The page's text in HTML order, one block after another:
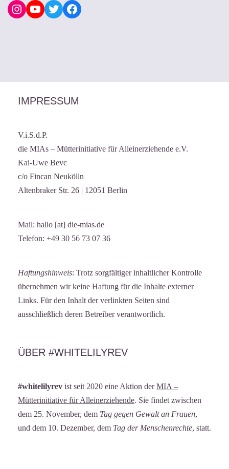
IMPRESSUM
V.i.S.d.P.
die MIAs – Mütterinitiative für Alleinerziehende e.V.
Kai-Uwe Bevc
c/o Fincan Neukölln
Altenbraker Str. 26 | 12051 Berlin
Mail: hallo [at] die-mias.de
Telefon: +49 30 56 73 07 36
Haftungshinweis: Trotz sorgfältiger inhaltlicher Kontrolle
übernehmen wir keine Haftung für die Inhalte externer
Links. Für den Inhalt der verlinkten Seiten sind
ausschließlich deren Betreiber verantwortlich.
ÜBER #WHITELILYREV
#whitelilyrev ist seit 2020 eine Aktion derMIA –
Mütterinitiative für Alleinerziehende. Sie findet zwischen
dem 25. November, dem Tag gegen Gewalt an Frauen,
und dem 10. Dezember, dem Tag der Menschenrechte, statt.